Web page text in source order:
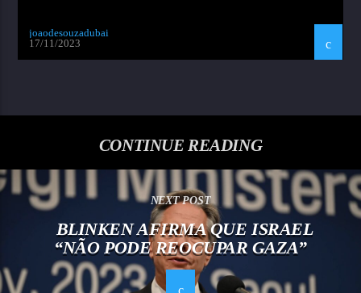
joaodesouzadubai
17/11/2023
CONTINUE READING
NEXT POST
BLINKEN AFIRMA QUE ISRAEL
“NÃO PODE REOCUPAR GAZA”